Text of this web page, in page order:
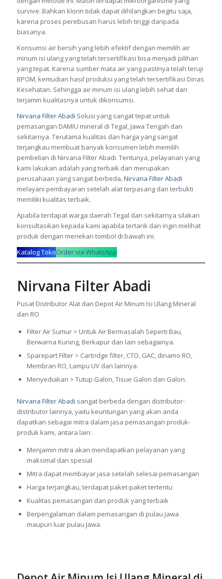
survive. Bahkan klorin tidak dapat dihilangkan begitu saja,
karena proses perebusan harus lebih tinggi daripada
biasanya.
Konsumsi air bersih yang lebih efektif dengan memilih air
minum isi ulang yang telah tersertifikasi bisa menjadi pilihan
yang tepat. Karena sumber mata air yang pastinya telah teruji
BPOM, kemudian hasil produksi yang telah tersertifikasi Dinas
Kesehatan. Sehingga air minum isi ulang lebih sehat dan
terjamin kualitasnya untuk dikonsumsi.
Nirvana Filter Abadi Solusi yang sangat tepat untuk
pemasangan DAMIU mineral di Tegal, Jawa Tengah dan
sekitarnya. Terutama kualitas dan harga yang sangat
terjangkau membuat banyak konsumen lebih memilih
pembelian di Nirvana Filter Abadi. Tentunya, pelayanan yang
kami lakukan adalah yang terbaik dan merupakan
perusahaan yang sangat berbeda,Nirvana Filter Abadi
melayani pembayaran setelah alat terpasang dan terbukti
memiliki kualitas terbaik.
Apabila terdapat warga daerah Tegal dan sekitarnya silakan
konsultasikan kepada kami apabila tertarik dan ingin melihat
produk dengan menekan tombol di bawah ini.
Katalog TokoOrder via WhatsApp
Nirvana Filter Abadi
Pusat Distributor Alat dan Depot Air Minum Isi Ulang Mineral
dan RO
Filter Air Sumur > Untuk Air Bermasalah Seperti Bau,
Berwarna Kuning, Berkapur dan lain sebagainya.
Sparepart Filter > Cartridge filter, CTO, GAC, dinamo RO,
Membran RO, Lampu UV dan lainnya.
Menyediakan > Tutup Galon, Tisue Galon dan Galon.
Nirvana Filter Abadi sangat berbeda dengan distributor-
distributor lainnya, yaitu keuntungan yang akan anda
dapatkan sebagai mitra dalam jasa pemasangan produk-
produk kami, antara lain:
Menjamin mitra akan mendapatkan pelayanan yang
maksimal dan spesial
Mitra dapat membayar jasa setelah selesai pemasangan
Harga terjangkau, terdapat paket-paket tertentu
Kualitas pemasangan dan produk yang terbaik
Berpengalaman dalam pemasangan di pulau Jawa
maupun luar pulau Jawa.